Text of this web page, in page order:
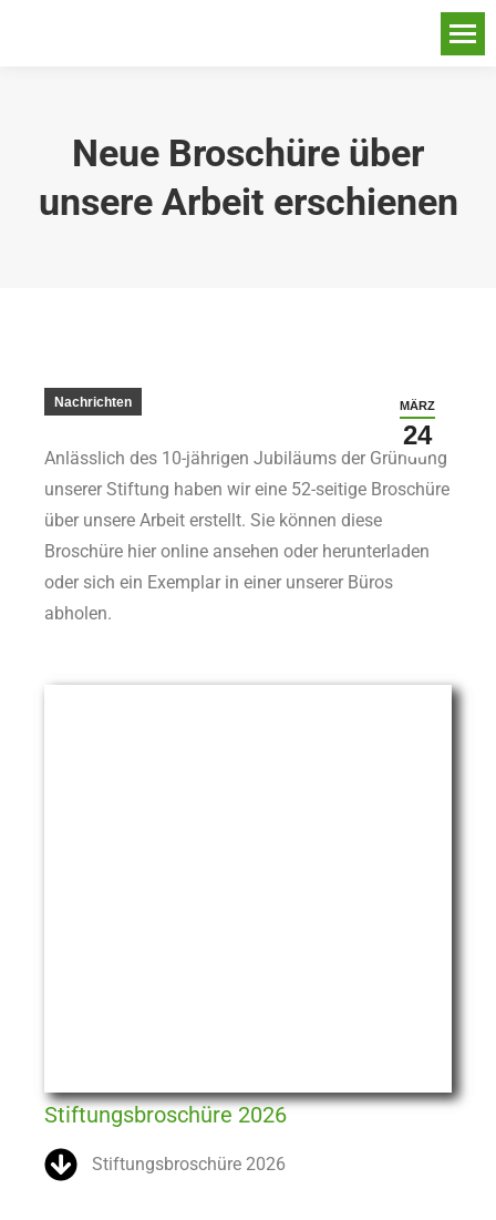
Neue Broschüre über
unsere Arbeit erschienen
MÄRZ
24
Nachrichten
Anlässlich des 10-jährigen Jubiläums der Gründung
unserer Stiftung haben wir eine 52-seitige Broschüre
über unsere Arbeit erstellt. Sie können diese
Broschüre hier online ansehen oder herunterladen
oder sich ein Exemplar in einer unserer Büros
abholen.
Stiftungsbroschüre 2026
Stiftungsbroschüre 2026